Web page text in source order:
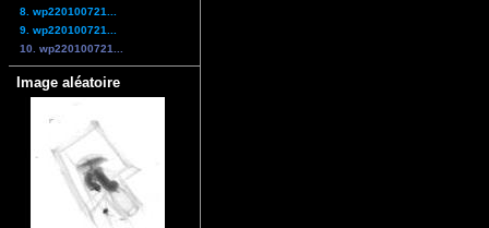
8. wp220100721...
9. wp220100721...
10. wp220100721...
Image aléatoire